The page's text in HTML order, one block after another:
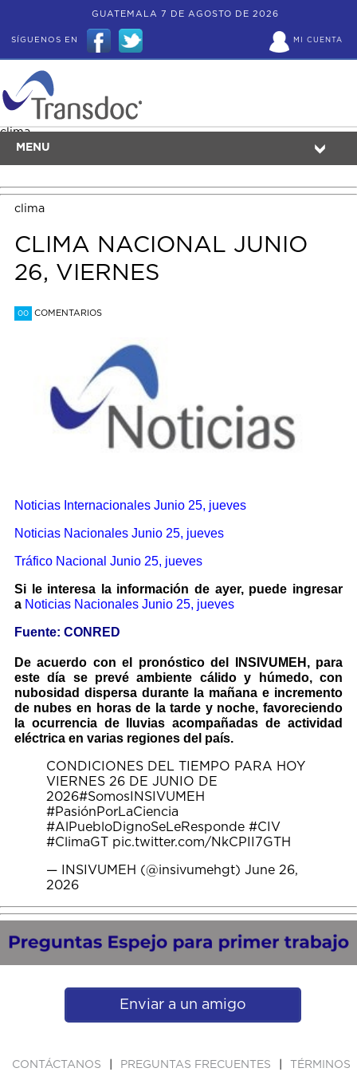
GUATEMALA 7 DE AGOSTO DE 2026
MI CUENTA
SÍGUENOS EN
MENU
clima
clima
CLIMA NACIONAL JUNIO
26, VIERNES
00 COMENTARIOS
Noticias Internacionales Junio 25, jueves
Noticias Nacionales Junio 25, jueves
Tráfico Nacional Junio 25, jueves
Si le interesa la información de ayer, puede ingresar
a Noticias Nacionales Junio 25, jueves
Fuente: CONRED
De acuerdo con el pronóstico del INSIVUMEH, para
este día se prevé ambiente cálido y húmedo, con
nubosidad dispersa durante la mañana e incremento
de nubes en horas de la tarde y noche, favoreciendo
la ocurrencia de lluvias acompañadas de actividad
eléctrica en varias regiones del país.
CONDICIONES DEL TIEMPO PARA HOY
VIERNES 26 DE JUNIO DE
2026#SomosINSIVUMEH
#PasiónPorLaCiencia
#AlPuebloDignoSeLeResponde #CIV
#ClimaGT pic.twitter.com/NkCPII7GTH
— INSIVUMEH (@insivumehgt) June 26,
2026
Enviar a un amigo
CONTÁCTANOS PREGUNTAS FRECUENTES TÉRMINOS